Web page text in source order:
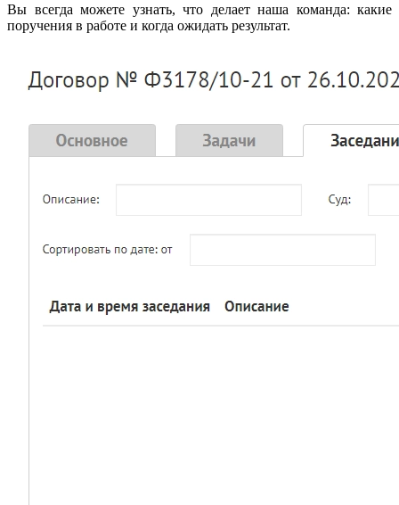
Вы всегда можете узнать, что делает наша команда: какие
поручения в работе и когда ожидать результат.